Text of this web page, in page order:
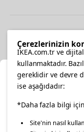
facebooktwitter
Konumunuzu
Çerezlerinizin
IKEA.com.tr ve
kullanmaktadır.
gereklidir ve devre
ise aşağıdadır:
*Daha fazla bilgi için
Site'nin nasıl